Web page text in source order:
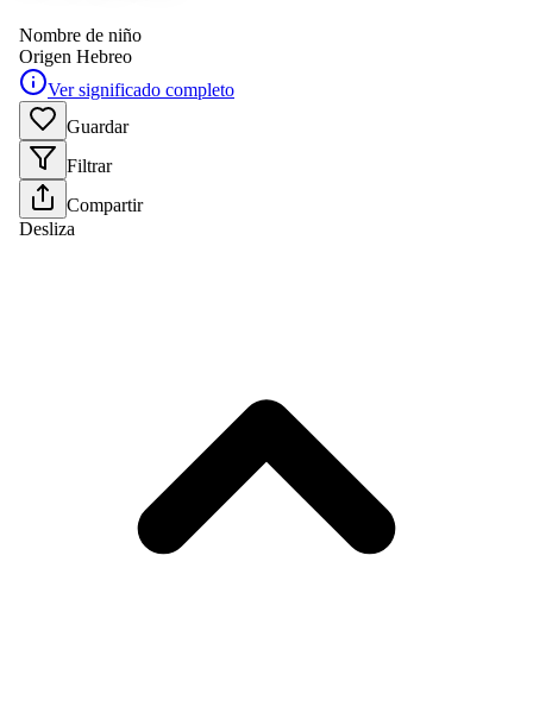
Nombre de niño
Origen Hebreo
Ver significado completo
Guardar
Filtrar
Compartir
Desliza